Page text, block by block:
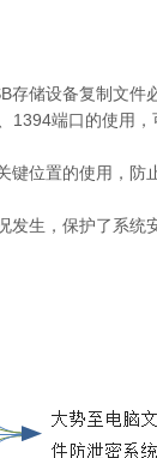
储设备复制文件
端口的使用，
位置的使用，防
生，保护了系统